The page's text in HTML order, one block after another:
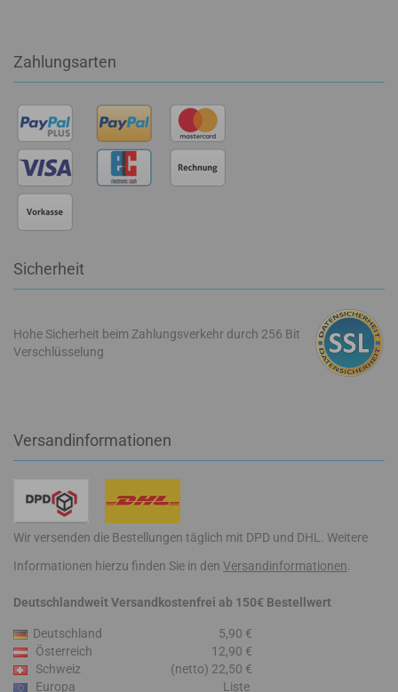
Zahlungsarten
Sicherheit
Hohe Sicherheit beim Zahlungsverkehr durch 256 Bit
Verschlüsselung
Versandinformationen
Wir versenden die Bestellungen täglich mit DPD und DHL. Weitere
Informationen hierzu finden Sie in den Versandinformationen.
Deutschlandweit Versandkostenfrei ab 150€ Bestellwert
Deutschland
5,90 €
Österreich
12,90 €
Schweiz
(netto) 22,50 €
Europa
Liste